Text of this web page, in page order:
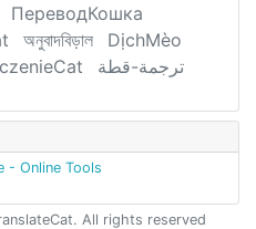
ПереводКошка
অনুবাদবিড়াল
DịchMèo
ترجمة-قطة
- Online Tools
All rights reserved